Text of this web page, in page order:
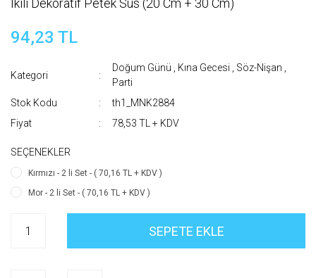
İkili Dekoratif Petek Süs (20 Cm + 30 Cm)
94,23 TL
Kategori
Doğum Günü Kına Gecesi Söz-Nişan
Parti
Stok Kodu
th1_MNK2884
Fiyat
78,53 TL + KDV
SEÇENEKLER
Kırmızı - 2 li Set - ( 70,16 TL + KDV )
Mor - 2 li Set - ( 70,16 TL + KDV )
SEPETE EKLE